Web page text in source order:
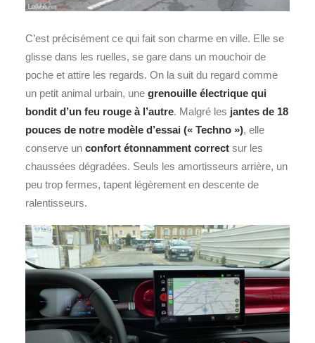
C’est précisément ce qui fait son charme en ville. Elle se
glisse dans les ruelles, se gare dans un mouchoir de
poche et attire les regards. On la suit du regard comme
un petit animal urbain, une grenouille électrique qui
bondit d’un feu rouge à l’autre. Malgré les jantes de 18
pouces de notre modèle d’essai (« Techno »), elle
conserve un confort étonnamment correct sur les
chaussées dégradées. Seuls les amortisseurs arrière, un
peu trop fermes, tapent légèrement en descente de
ralentisseurs.